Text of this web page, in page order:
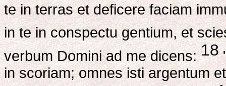
te in terras et deficere faciam
in te in conspectu gentium, et
verbum Domini ad me dicens:18
in scoriam; omnes isti argentum